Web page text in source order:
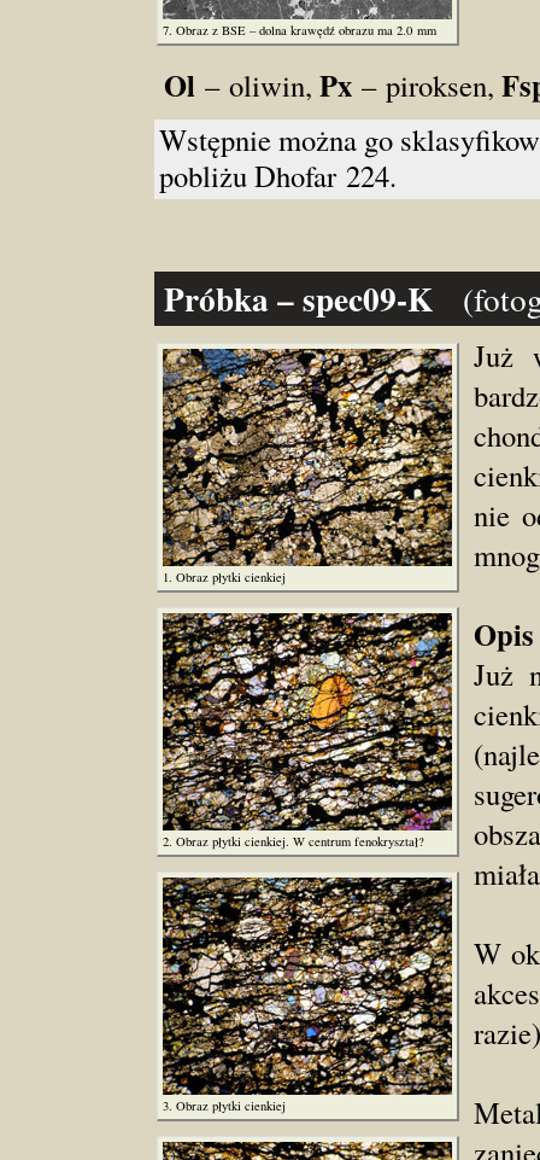
7. Obraz z BSE – dolna krawędź obrazu ma 2.0 mm
Ol – oliwin, Px – piroksen,
Wstępnie można go
pobliżu Dhofar 224.
Próbka – spec09-K
1. Obraz płytki cienkiej
2. Obraz płytki cienkiej. W centrum fenokryształ?
3. Obraz płytki cienkiej
Już
nie
Już
W